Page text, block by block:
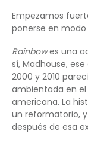
Empezamos
ponerse en
Rainbowes una
sí, Madhouse,
2000 y 2010
ambientada en
americana. La
un reformatorio,
después de esa